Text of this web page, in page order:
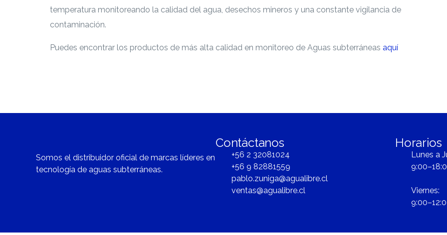
temperatura monitoreando la calidad del agua, desechos mineros y una constante vigilancia de
contaminación.
Puedes encontrar los productos de más alta calidad en monitoreo de Aguas subterráneas aquí
Somos el distribuidor oficial de marcas líderes en
tecnología de aguas subterráneas.
Contáctanos
+56 2 32081024
+56 9 82881559
pablo.zuniga@agualibre.cl
ventas@agualibre.cl
Horarios
Lunes a
Viernes: